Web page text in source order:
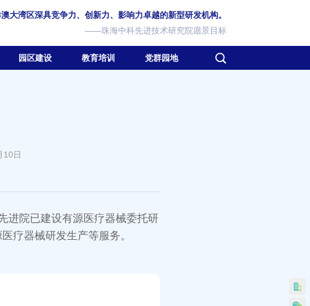
大湾区深具竞争力、创新力、影响力卓越的新型研发机构。
——珠海中科先进技术研究院愿景目标
园区建设 教育培训 党群园地
10日
进院已建设有源医疗器械委托研
疗器械研发生产等服务。